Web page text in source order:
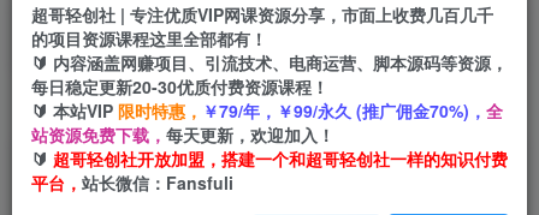
首页 创业课程 会员免费 正文
闲鱼无货源训练营3.0，带你找到竞争小，利润高
的蓝海产品，每天都出单赚钱！
超哥轻创社 | 专注优质VIP网课资源分享，市面上收费几百几千
的项目资源课程这里全部都有！
🔰 内容涵盖网赚项目、引流技术、电商运营、脚本源码等资源，
每日稳定更新20-30优质付费资源课程！
🔰 本站VIP 限时特惠， ￥79/年，￥99/永久 (推广佣金70%)， 全
站资源免费下载， 每天更新，欢迎加入！
🔰 超哥轻创社开放加盟，搭建一个和超哥轻创社一样的知识付费
平台， 站长微信：Fansfuli